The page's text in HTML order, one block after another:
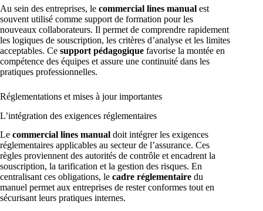
Au sein des entreprises, le commercial lines manual est
souvent utilisé comme support de formation pour les
nouveaux collaborateurs. Il permet de comprendre rapidement
les logiques de souscription, les critères d’analyse et les limites
acceptables. Ce support pédagogique favorise la montée en
compétence des équipes et assure une continuité dans les
pratiques professionnelles.
Réglementations et mises à jour importantes
L’intégration des exigences réglementaires
Le commercial lines manual doit intégrer les exigences
réglementaires applicables au secteur de l’assurance. Ces
règles proviennent des autorités de contrôle et encadrent la
souscription, la tarification et la gestion des risques. En
centralisant ces obligations, le cadre réglementaire du
manuel permet aux entreprises de rester conformes tout en
sécurisant leurs pratiques internes.